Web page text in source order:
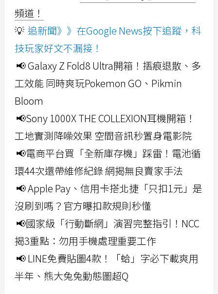
頻道！
💡 追新聞》》在Google News按下追蹤，科
技玩家好文不漏接！
📢 Galaxy Z Fold8 Ultra開箱！摺痕退散、多
工效能 同時爽玩Pokemon GO、Pikmin
Bloom
📢Sony 1000X THE COLLEXION耳機開箱！
工地實測降噪效果 空間音訊秒置身電影院
📢電商平台買「全新庫存機」踩雷！電池循
環44次還帶維修紀錄 網揭無良賣家手法
📢 Apple Pay、信用卡搭北捷「只扣1元」是
沒刷到嗎？官方曝扣款規則秒懂
📢國家級「行動斷網」演習完整指引！NCC
揭3重點：勿用手機處理重要工作
📢 LINE免費貼圖4款！「蛤」字必下載爽用
半年、熊大兔兔動態圖超Q